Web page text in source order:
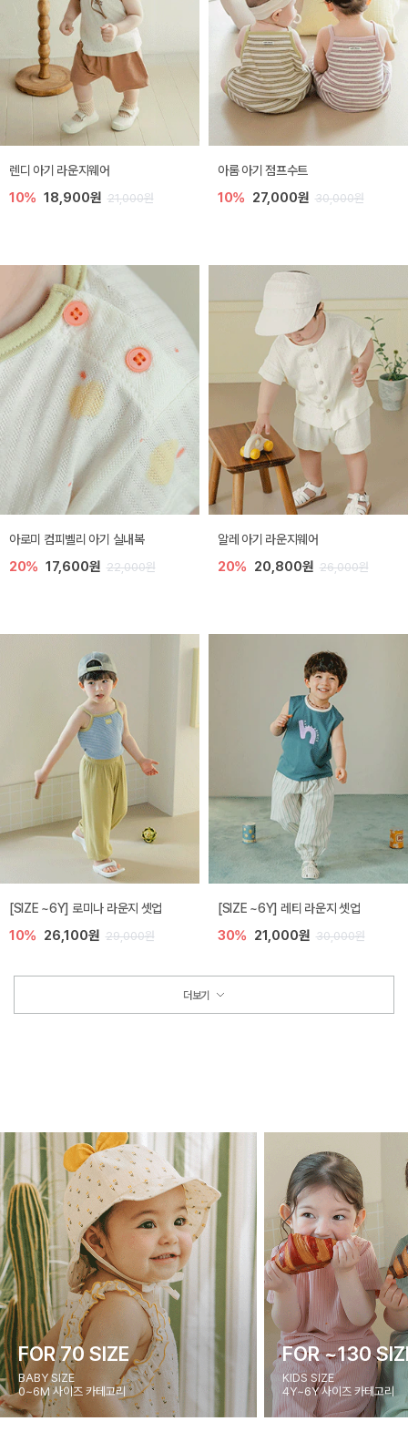
렌디 아기 라운지웨어
10% 18,900원 21,000원
아롬 아기 점프수트
10% 27,000원 30,000원
아로미 컴피벨리 아기 실내복
20% 17,600원 22,000원
알레 아기 라운지웨어
20% 20,800원 26,000원
[SIZE ~6Y] 로미나 라운지 셋업
10% 26,100원 29,000원
[SIZE ~6Y] 레티 라운지 셋업
30% 21,000원 30,000원
더보기
FOR 70 SIZE
BABY SIZE
0~6M 사이즈 카테고리
FOR ~130
KIDS SIZE
4Y~6Y 사이즈 카테고리